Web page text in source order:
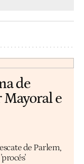
de
e
de Parlem,